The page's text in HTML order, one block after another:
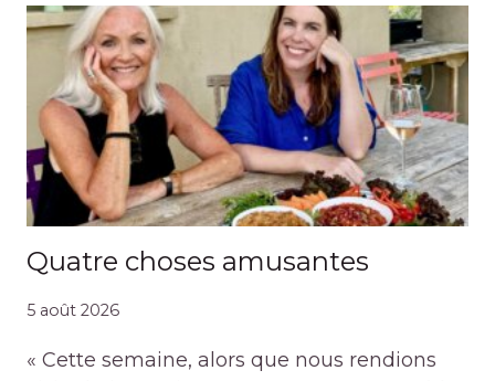
Quatre choses amusantes
5 août 2026
« Cette semaine, alors que nous rendions